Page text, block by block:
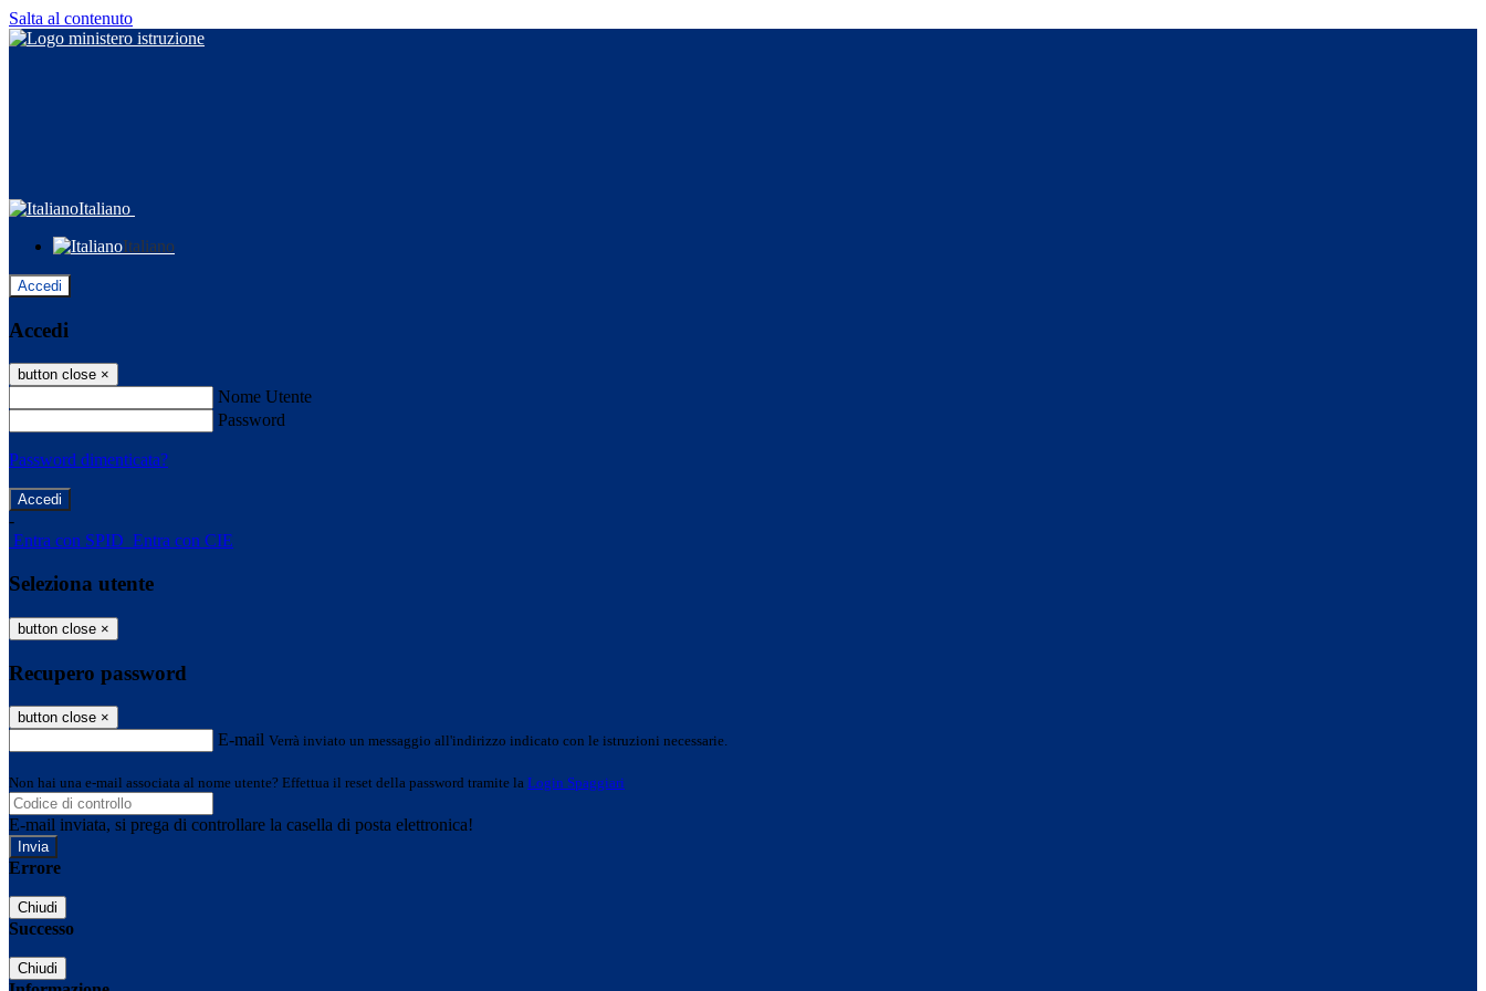
Salta al contenuto
Italiano
Italiano
Accedi
Accedi
button close ×
Nome Utente
Password
Password dimenticata?
-
Entra con SPID Entra con CIE
Seleziona utente
button close ×
Recupero password
button close ×
E-mail Verrà inviato un messaggio all'indirizzo indicato con le istruzioni necessarie.
Non hai una e-mail associata al nome utente? Effettua il reset della password tramite la Login Spaggiari
E-mail inviata, si prega di controllare la casella di posta elettronica!
Errore
Chiudi
Successo
Chiudi